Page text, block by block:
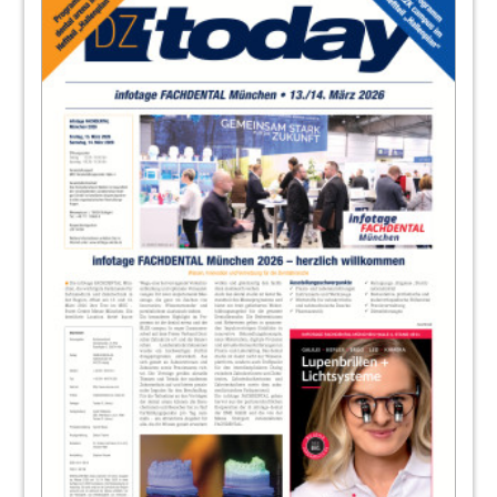
17SIRONA Dental Systems GmbH
Veranstaltungen
Redaktion
Eurotec Dental GmbH
EMS Electro Medical Systems GmbH
Dentalhygiene
Redaktion
Belmont Takara Company Europe GmbH